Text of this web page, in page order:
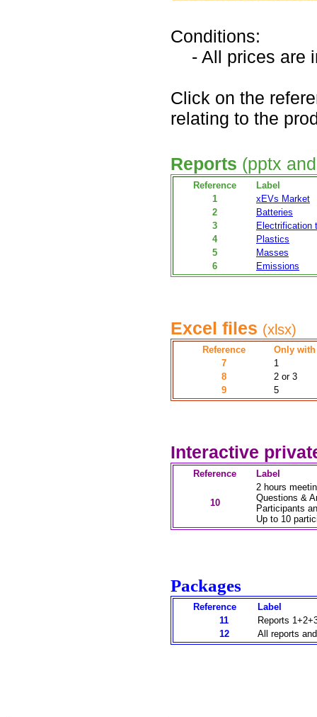
Conditions:
- All prices are
Click on the
relating to the
Reports (pptx
Reference
Label
1
xEVs Market
2
Batteries
3
Electrification
4
Plastics
5
Masses
6
Emissions
Excel files (xlsx)
Reference
Only
7
1
8
2 or 3
9
5
Interactive
Reference Label
10
2 hours
Questions &
Participants
Up to 10
Packages
Reference
Label
11
Reports
12
All reports